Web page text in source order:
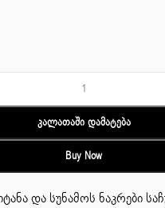
Კალათაში Დამატება
Buy Now
და სუნამოს ნაკრები